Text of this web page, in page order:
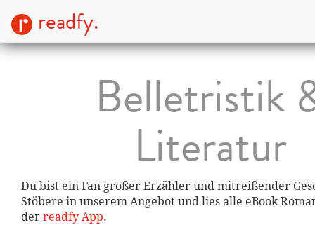
readfy.
Belletristik
Literatur
Du bist ein Fan großer Erzähler und mitreißender
Stöbere in unserem Angebot und lies alle eBook
derreadfy App.